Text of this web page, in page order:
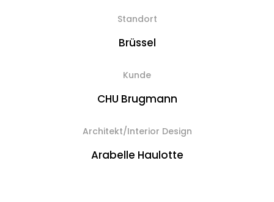
Standort
Brüssel
Kunde
CHU Brugmann
Architekt/Interior Design
Arabelle Haulotte